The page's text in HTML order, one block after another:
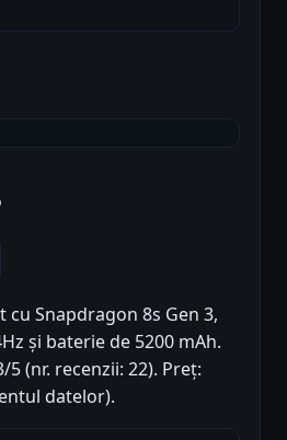
Snapdragon 8s Gen 3,
și baterie de 5200 mAh.
(nr. recenzii: 22). Preț:
datelor).